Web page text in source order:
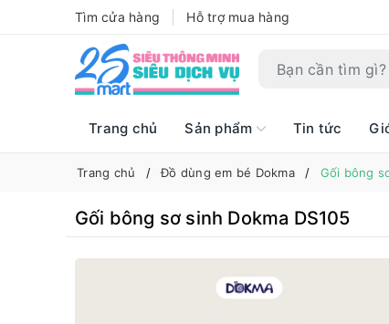
Tìm cửa hàng Hỗ trợ mua hàng
Trang chủ Sản phẩm Tin tức
Trang chủ Đồ dùng em bé Dokma Gối bông
Gối bông sơ sinh Dokma DS105